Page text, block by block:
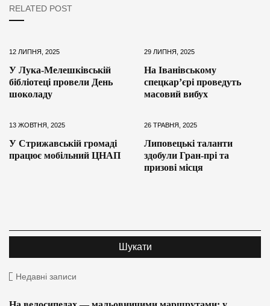
RELATED POST
12 ЛИПНЯ, 2025
У Лука-Мелешківській
бібліотеці провели День
шоколаду
29 ЛИПНЯ, 2025
На Іванівському
спецкар’єрі проведуть
масовий вибух
13 ЖОВТНЯ, 2025
У Стрижавській громаді
працює мобільний ЦНАП
26 ТРАВНЯ, 2025
Липовецькі таланти
здобули Гран-прі та
призові місця
Недавні записи